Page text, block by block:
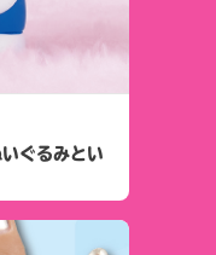
ぐるみとい